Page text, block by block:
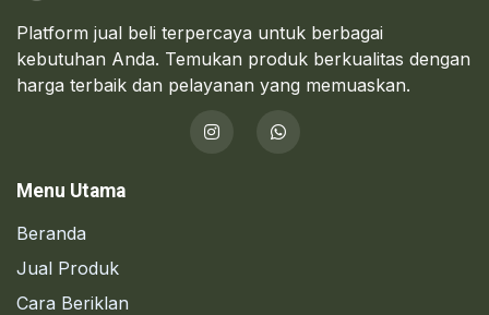
Platform jual beli terpercaya untuk berbagai
kebutuhan Anda. Temukan produk berkualitas dengan
harga terbaik dan pelayanan yang memuaskan.
Menu Utama
Beranda
Jual Produk
Cara Beriklan